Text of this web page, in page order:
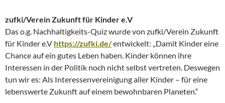
zufki/Verein Zukunft für Kinder e.V
Das o.g. Nachhaltigkeits-Quiz wurde von zufki/Verein Zukunft
für Kinder e.V https://zufki.de/entwickelt: „Damit Kinder eine
Chance auf ein gutes Leben haben. Kinder können ihre
Interessen in der Politik noch nicht selbst vertreten. Deswegen
tun wir es: Als Interessen­vereinigung aller Kinder – für eine
lebenswerte Zukunft auf einem bewohnbaren Planeten.“